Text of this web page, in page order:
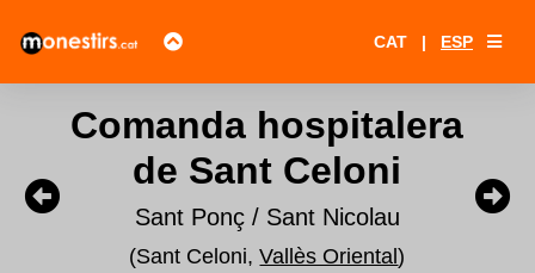
CAT | ESP
Comanda hospitalera
de Sant Celoni
Sant Ponç / Sant Nicolau
(Sant Celoni,Vallès Oriental)